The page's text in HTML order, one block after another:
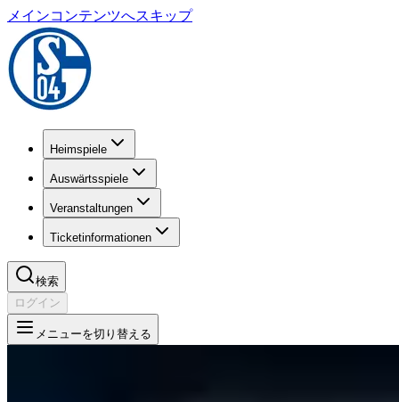
メインコンテンツへスキップ
Heimspiele
Auswärtsspiele
Veranstaltungen
Ticketinformationen
検索
ログイン
メニューを切り替える